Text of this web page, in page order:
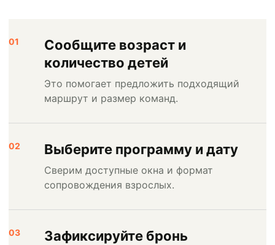
01
Сообщите возраст и
количество детей
Это помогает предложить подходящий
маршрут и размер команд.
02 Выберите программу и дату
Сверим доступные окна и формат
сопровождения взрослых.
03 Зафиксируйте бронь